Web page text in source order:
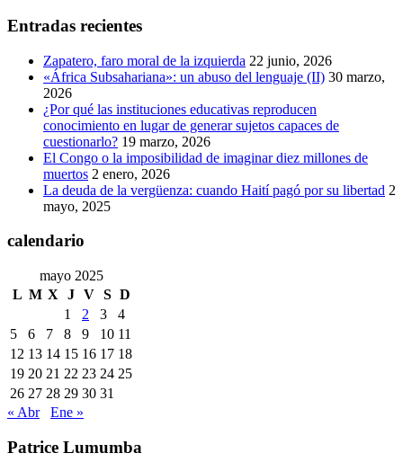
Entradas recientes
Zapatero, faro moral de la izquierda 22 junio, 2026
«África Subsahariana»: un abuso del lenguaje (II) 30 marzo,
2026
¿Por qué las instituciones educativas reproducen
conocimiento en lugar de generar sujetos capaces de
cuestionarlo? 19 marzo, 2026
El Congo o la imposibilidad de imaginar diez millones de
muertos 2 enero, 2026
La deuda de la vergüenza: cuando Haití pagó por su libertad 2
mayo, 2025
calendario
mayo 2025
L M X J V S D
1
2 3
4
5
6 7 8 9 10 11
12 13 14 15 16 17 18
19 20 21 22 23 24 25
26 27 28 29 30 31
« Abr
Ene »
Patrice Lumumba